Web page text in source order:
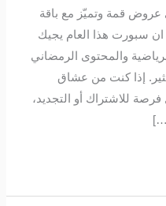
قمة وتميّز مع باقة
بي ان سبورت هذا العام يجيك
والمحتوى الرمضاني
إذا كنت من عشاق
للاشتراك أو التجديد،